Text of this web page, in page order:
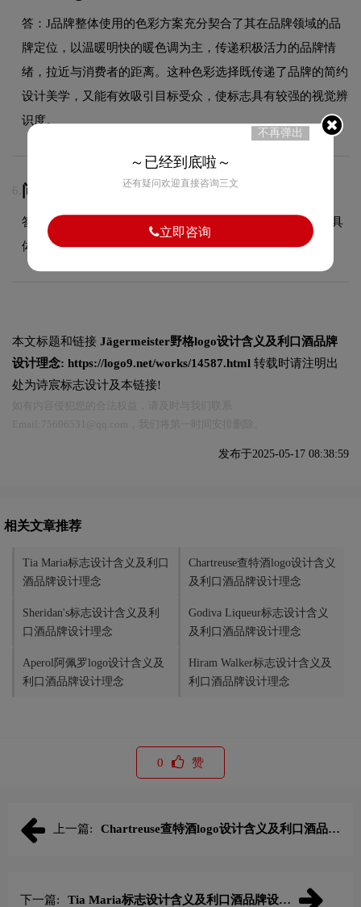
答：J品牌整体使用的色彩方案充分契合了其在品牌领域的品
牌定位，以温暖明快的暖色调为主，传递积极活力的品牌情
绪，拉近与消费者的距离。这种色彩选择既传递了品牌的简约
设计美学，又能有效吸引目标受众，使标志具有较强的视觉辨
识度。
6. 问：LOGO设计周期多久？
答：根据项目复杂程度，设计周期一般为5至22个工作日，具
体时间在签订合同时与您确认。
本文标题和链接 Jägermeister野格logo设计含义及利口酒品牌
设计理念: https://logo9.net/works/14587.html 转载时请注明出
处为诗宸标志设计及本链接!
发布于2025-05-17 08:38:59
相关文章推荐
Tia Maria标志设计含义及利口
酒品牌设计理念
Chartreuse查特酒logo设计含义
及利口酒品牌设计理念
Sheridan's标志设计含义及利
口酒品牌设计理念
Godiva Liqueur标志设计含义
及利口酒品牌设计理念
Aperol阿佩罗logo设计含义及
利口酒品牌设计理念
Hiram Walker标志设计含义及
利口酒品牌设计理念
0 赞
上一篇:
Chartreuse查特酒logo设计含义及利口酒品牌
下一篇:
Tia Maria标志设计含义及利口酒品牌设计
不再弹出
～已经到底啦～
还有疑问欢迎直接咨询三文
立即咨询